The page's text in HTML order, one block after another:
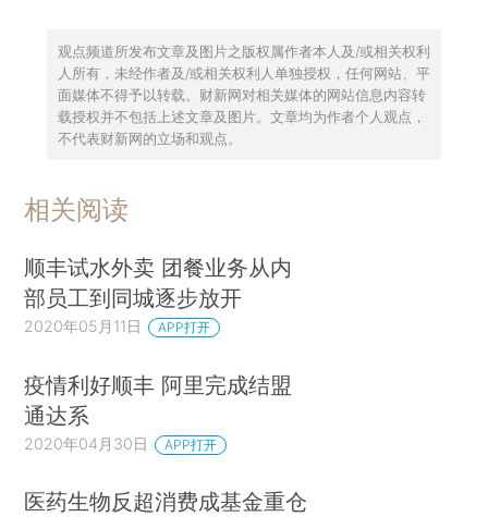
观点频道所发布文章及图片之版权属作者本人及/或相关权利
人所有，未经作者及/或相关权利人单独授权，任何网站、平
面媒体不得予以转载。财新网对相关媒体的网站信息内容转
载授权并不包括上述文章及图片。文章均为作者个人观点，
不代表财新网的立场和观点。
相关阅读
顺丰试水外卖 团餐业务从内
部员工到同城逐步放开
2020年05月11日 APP打开
疫情利好顺丰 阿里完成结盟
通达系
2020年04月30日 APP打开
医药生物反超消费成基金重仓